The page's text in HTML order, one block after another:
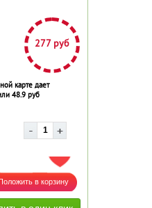
277 руб
карте дает
48.9 руб
ДОБАВИТЬ В ИЗБРАННОЕ